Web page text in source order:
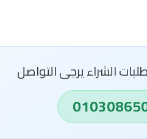
الشراء يرجى التواصل